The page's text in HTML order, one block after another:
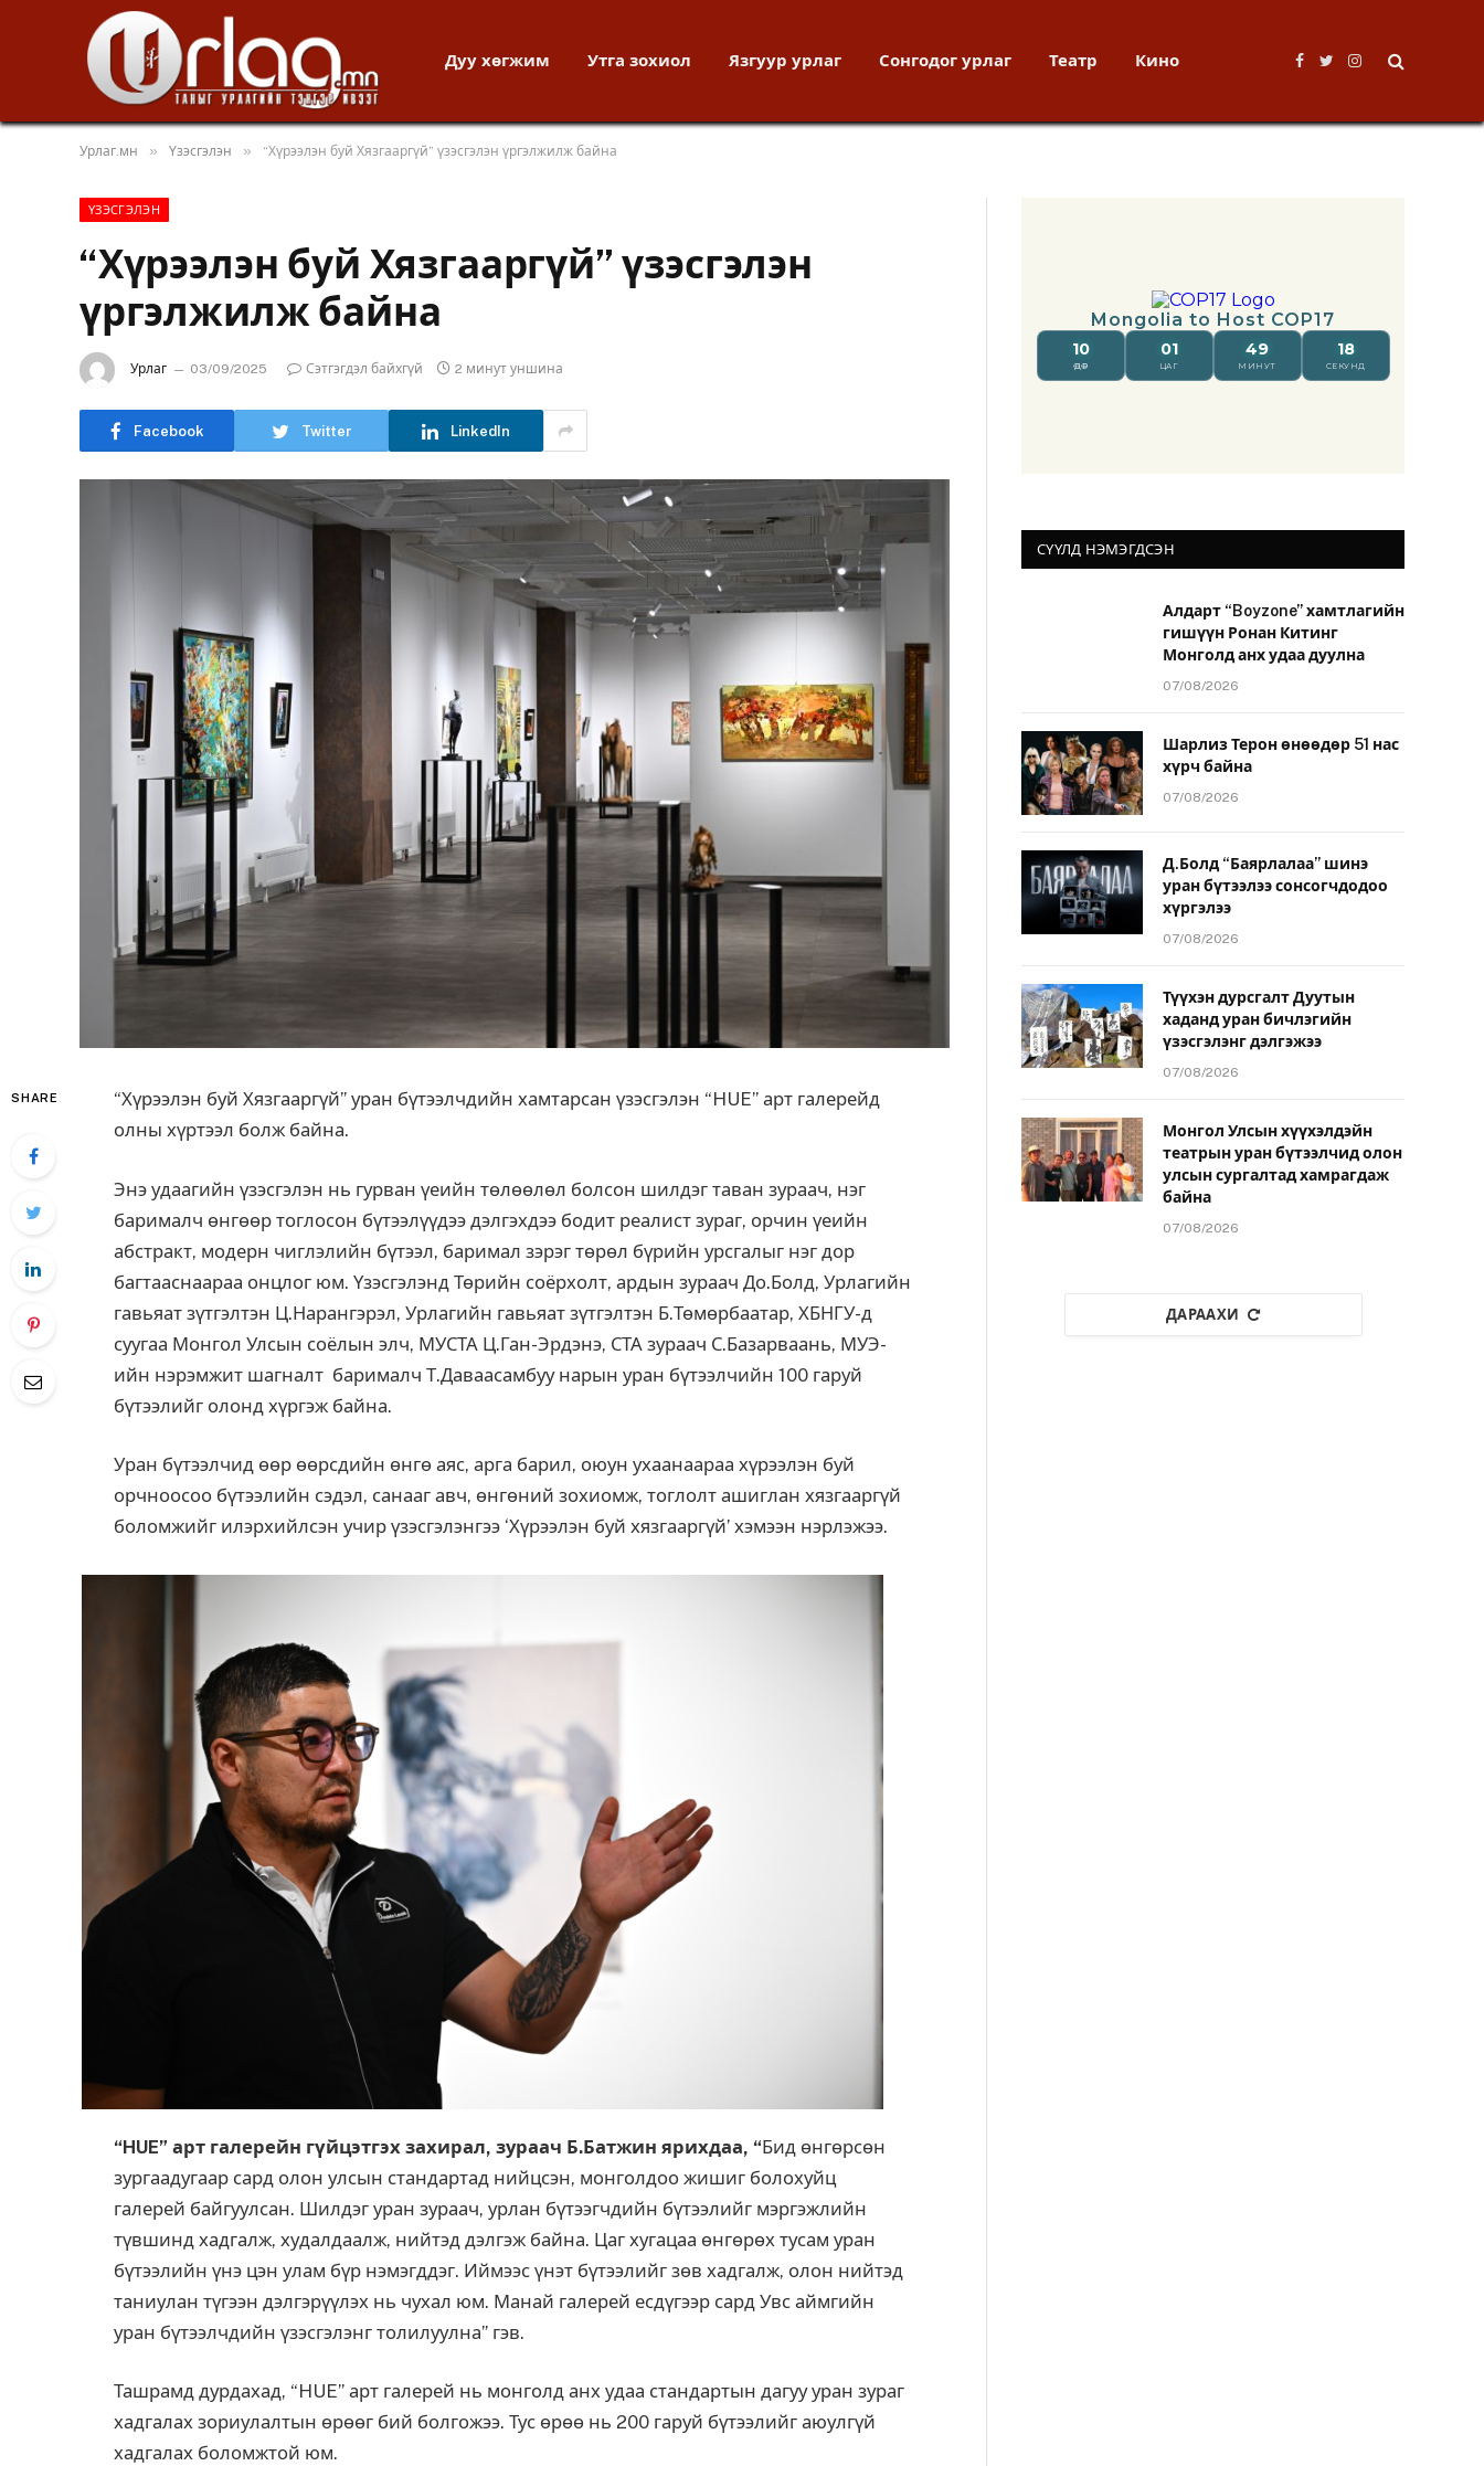
Дуу хөгжим Утга зохиол Язгуур урлаг Сонгодог урлаг Театр Кино
Facebook
TwitterInstagram
Урлаг.мн » Үзэсгэлэн » “Хүрээлэн буй Хязгааргүй” үзэсгэлэн үргэлжилж байна
ҮЗЭСГЭЛЭН
“Хүрээлэн буй Хязгааргүй” үзэсгэлэн
үргэлжилж байна
Урлаг 03/09/2025 Сэтгэгдэл байхгүй 2 минут уншина
Facebook Twitter LinkedIn
SHARE
“Хүрээлэн буй Хязгааргүй” уран бүтээлчдийн хамтарсан үзэсгэлэн “HUE” арт галерейд
олны хүртээл болж байна.
Энэ удаагийн үзэсгэлэн нь гурван үеийн төлөөлөл болсон шилдэг таван зураач, нэг
барималч өнгөөр тоглосон бүтээлүүдээ дэлгэхдээ бодит реалист зураг, орчин үеийн
абстракт, модерн чиглэлийн бүтээл, баримал зэрэг төрөл бүрийн урсгалыг нэг дор
багтааснаараа онцлог юм. Үзэсгэлэнд Төрийн соёрхолт, ардын зураач До.Болд, Урлагийн
гавьяат зүтгэлтэн Ц.Нарангэрэл, Урлагийн гавьяат зүтгэлтэн Б.Төмөрбаатар, ХБНГУ-д
суугаа Монгол Улсын соёлын элч, МУСТА Ц.Ган-Эрдэнэ, СТА зураач С.Базарваань, МУЭ-
ийн нэрэмжит шагналт барималч Т.Даваасамбуу нарын уран бүтээлчийн 100 гаруй
бүтээлийг олонд хүргэж байна.
Уран бүтээлчид өөр өөрсдийн өнгө аяс, арга барил, оюун ухаанаараа хүрээлэн буй
орчноосоо бүтээлийн сэдэл, санааг авч, өнгөний зохиомж, тоглолт ашиглан хязгааргүй
боломжийг илэрхийлсэн учир үзэсгэлэнгээ ‘Хүрээлэн буй хязгааргүй’ хэмээн нэрлэжээ.
“HUE” арт галерейн гүйцэтгэх захирал, зураач Б.Батжин ярихдаа, “Бид өнгөрсөн
зургаадугаар сард олон улсын стандартад нийцсэн, монголдоо жишиг болохуйц
галерей байгуулсан. Шилдэг уран зураач, урлан бүтээгчдийн бүтээлийг мэргэжлийн
түвшинд хадгалж, худалдаалж, нийтэд дэлгэж байна. Цаг хугацаа өнгөрөх тусам уран
бүтээлийн үнэ цэн улам бүр нэмэгддэг. Иймээс үнэт бүтээлийг зөв хадгалж, олон нийтэд
таниулан түгээн дэлгэрүүлэх нь чухал юм. Манай галерей есдүгээр сард Увс аймгийн
уран бүтээлчдийн үзэсгэлэнг толилуулна” гэв.
Ташрамд дурдахад, “HUE” арт галерей нь монголд анх удаа стандартын дагуу уран зураг
хадгалах зориулалтын өрөөг бий болгожээ. Тус өрөө нь 200 гаруй бүтээлийг аюулгүй
хадгалах боломжтой юм.
СҮҮЛД НЭМЭГДСЭН
Алдарт “Boyzone” хамтлагийн
гишүүн Ронан Китинг
Монголд анх удаа дуулна
07/08/2026
Шарлиз Терон өнөөдөр 51 нас
хүрч байна
07/08/2026
Д.Болд “Баярлалаа” шинэ
уран бүтээлээ сонсогчдодоо
хүргэлээ
07/08/2026
Түүхэн дурсгалт Дуутын
хаданд уран бичлэгийн
үзэсгэлэнг дэлгэжээ
07/08/2026
Монгол Улсын хүүхэлдэйн
театрын уран бүтээлчид олон
улсын сургалтад хамрагдаж
байна
07/08/2026
ДАРААХИ